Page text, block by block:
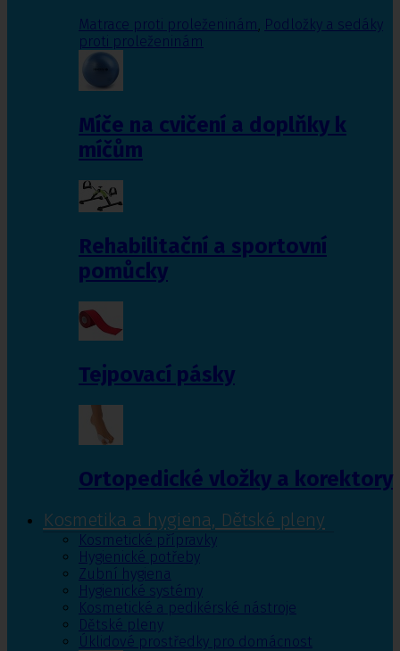
Matrace proti proleženinám, Podložky a sedáky
proti proleženinám
Míče na cvičení a doplňky k
míčům
Rehabilitační a sportovní
pomůcky
Tejpovací pásky
Ortopedické vložky a korektory
Kosmetika a hygiena, Dětské pleny
Kosmetické přípravky
Hygienické potřeby
Zubní hygiena
Hygienické systémy
Kosmetické a pedikérské nástroje
Dětské pleny
Úklidové prostředky pro domácnost